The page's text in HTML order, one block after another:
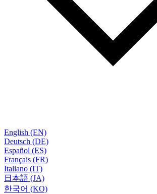
English (EN)
Deutsch (DE)
Español (ES)
Français (FR)
Italiano (IT)
日本語 (JA)
한국어 (KO)